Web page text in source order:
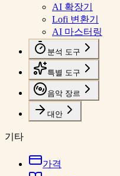
AI 확장기
Lofi 변환기
AI 마스터링
분석 도구
특별 도구
음악 장르
대안
기타
가격